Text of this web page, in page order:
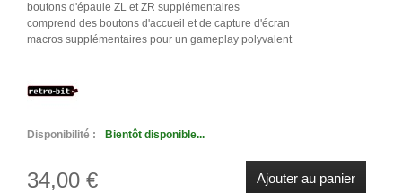
boutons d'épaule ZL et ZR supplémentaires
comprend des boutons d'accueil et de capture d'écran
macros supplémentaires pour un gameplay polyvalent
Disponibilité : Bientôt disponible...
34,00 € Ajouter au panier